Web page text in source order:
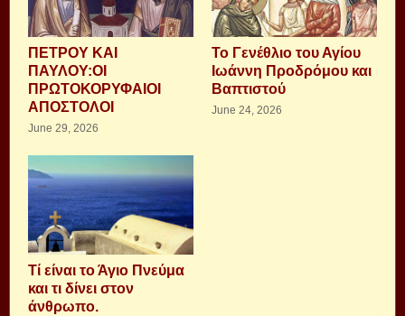
ΠΕΤΡΟΥ ΚΑΙ
ΠΑΥΛΟΥ:ΟΙ
ΠΡΩΤΟΚΟΡΥΦΑΙΟΙ
ΑΠΟΣΤΟΛΟΙ
June 29, 2026
Το Γενέθλιο του Αγίου
Ιωάννη Προδρόμου και
Βαπτιστού
June 24, 2026
Τί είναι το Άγιο Πνεύμα
και τι δίνει στον
άνθρωπο.